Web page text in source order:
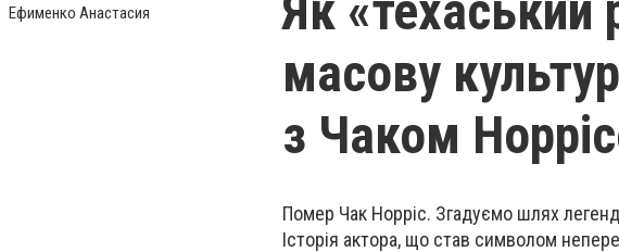
Ефименко Анастасия
масову
з Чаком
Помер Чак Норріс. Згадуємо шлях
Історія актора, що став символом